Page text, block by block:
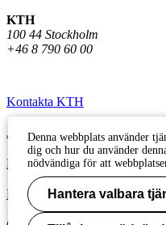
KTH
100 44 Stockholm
+46 8 790 60 00
Kontakta KTH
Jobba på KTH
Press och media
Faktura och betalning KTH
Denna webbplats använder
dig och hur du använder
nödvändiga för att
Hantera valbara